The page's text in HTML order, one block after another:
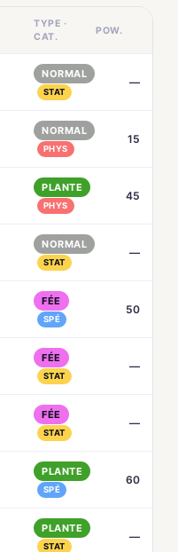
TYPE ·
CAT.
POW.
NORMAL
STAT
—
NORMAL
PHYS
15
PLANTE
PHYS
45
NORMAL
STAT
—
FÉE
SPÉ
50
FÉE
STAT
—
FÉE
STAT
—
PLANTE
SPÉ
60
PLANTE
STAT
—